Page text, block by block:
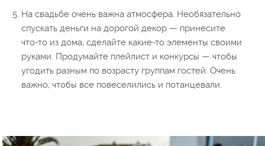
На свадьбе очень важна атмосфера. Необязательно
спускать деньги на дорогой декор — принесите
что-то из дома, сделайте какие-то элементы своими
руками. Продумайте плейлист и конкурсы — чтобы
угодить разным по возрасту группам гостей. Очень
важно, чтобы все повеселились и потанцевали.